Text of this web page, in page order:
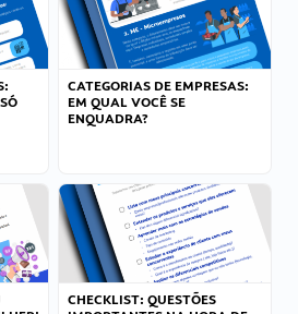
CATEGORIAS DE EMPRESAS:
EM QUAL VOCÊ SE
ENQUADRA?
CHECKLIST: QUESTÕES